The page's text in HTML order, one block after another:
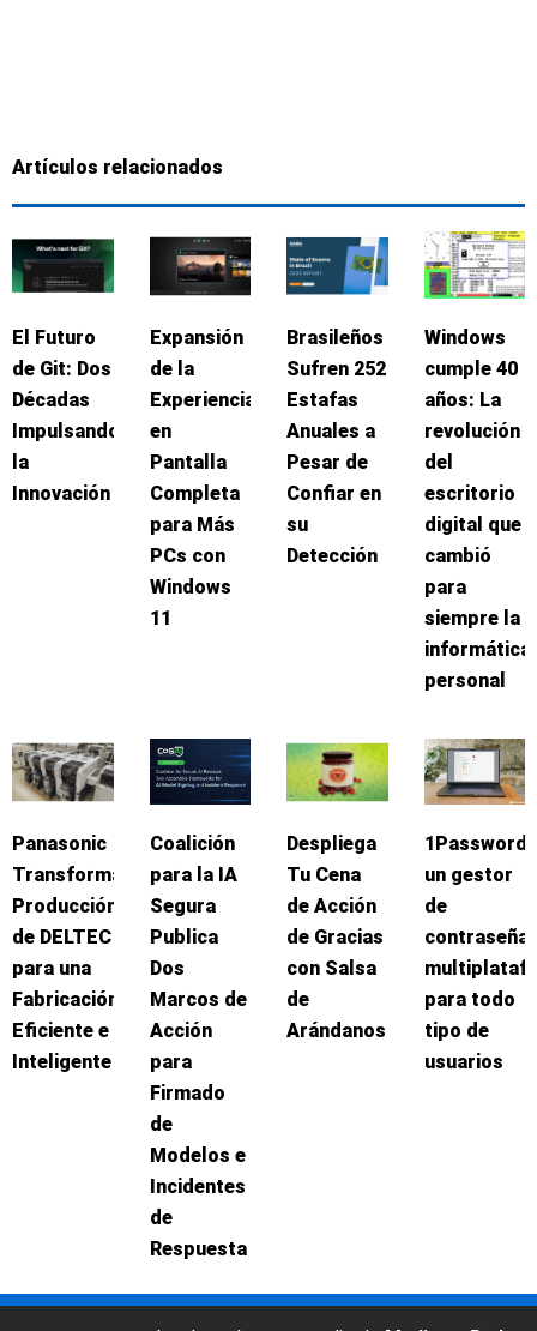
Artículos relacionados
El Futuro
de Git: Dos
Décadas
Impulsando
la
Innovación
Expansión
de la
Experiencia
en
Pantalla
Completa
para Más
PCs con
Windows
11
Brasileños
Sufren 252
Estafas
Anuales a
Pesar de
Confiar en
su
Detección
Windows
cumple 40
años: La
revolución
del
escritorio
digital que
cambió
para
siempre la
informática
personal
Panasonic
Transforma
Producción
de DELTEC
para una
Fabricación
Eficiente e
Inteligente
Coalición
para la IA
Segura
Publica
Dos
Marcos de
Acción
para
Firmado
de
Modelos e
Incidentes
de
Respuesta
Despliega
Tu Cena
de Acción
de Gracias
con Salsa
de
Arándanos
1Password:
un gestor
de
para todo
tipo de
usuarios